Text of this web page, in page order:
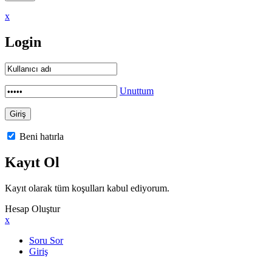
x
Login
Unuttum
Beni hatırla
Kayıt Ol
Kayıt olarak tüm koşulları kabul ediyorum.
Hesap Oluştur
x
Soru Sor
Giriş